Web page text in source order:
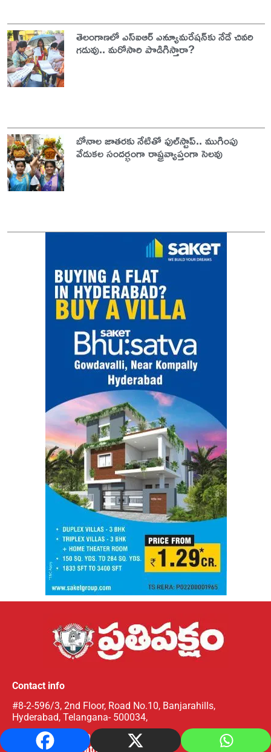
తెలంగాణలో ఎస్‌ఐఆర్‌ ఎన్యూమరేషన్‌కు నేడే చివరి
గడువు.. మరోసారి పొడిగిస్తారా?
బోనాల జాతరకు నేటితో ఫుల్‌స్టాప్.. ముగింపు
వేడుకల సందర్భంగా రాష్ట్రవ్యాప్తంగా సెలవు
Contact info
#8-2-596/3, 2nd Floor, Road No.10, Banjarahills,
Hyderabad, Telangana- 500034,
Ph: 040-45651990, Cell: 9912199844
Email:editor@prathipaksham.in